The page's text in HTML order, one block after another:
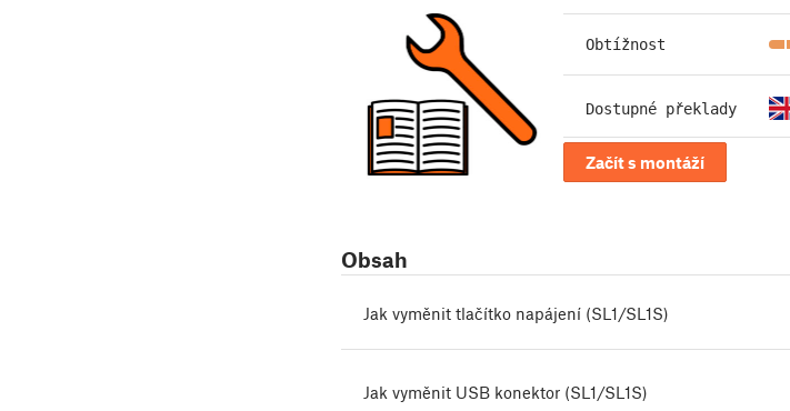
Obtížnost
Dostupné překlady
Začít s montáží
Obsah
Jak vyměnit tlačítko napájení (SL1/SL1S)
Jak vyměnit USB konektor (SL1/SL1S)